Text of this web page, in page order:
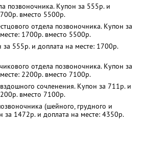
позвоночника. Купон за 555р. и
вместо 5500р.
отдела позвоночника. Купон за
1700р. вместо 5500р.
555р. и доплата на месте: 1700р.
отдела позвоночника. Купон за
2200р. вместо 7100р.
сочленения. Купон за 711р. и
вместо 7100р.
(шейного, грудного и
за 1472р. и доплата на месте: 4350р.